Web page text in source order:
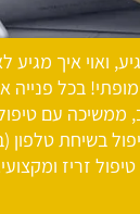
ואוי איך מגיע
בכל
ממשיכה עם
בשיחת טלפון
זריז